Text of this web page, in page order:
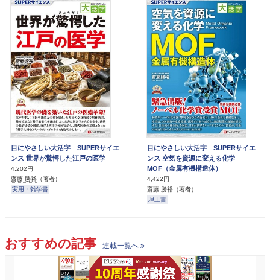
目にやさしい大活字 SUPERサイエ
ンス 世界が驚愕した江戸の医学
4,202円
齋藤 勝裕 （著者）
実用・雑学書
目にやさしい大活字 SUPERサイエ
ンス 空気を資源に変える化学
MOF（金属有機構造体）
4,422円
齋藤 勝裕 （著者）
理工書
おすすめの記事 連載一覧へ